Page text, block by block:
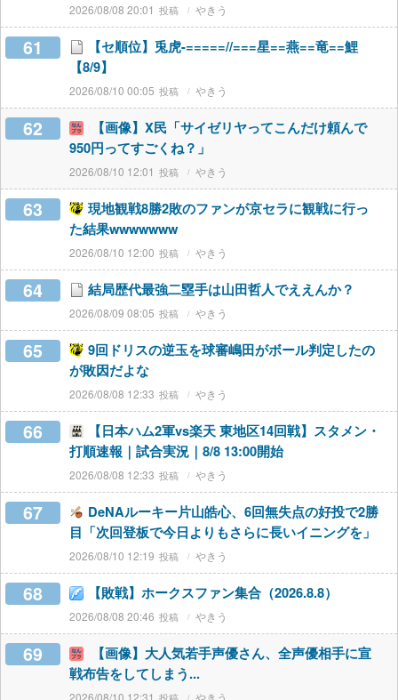
2026/08/08 20:01 やきう
61
【セ順位】兎虎-=====//===星==燕==竜==鯉
【8/9】
2026/08/10 00:05 やきう
62
【画像】X民「サイゼリヤってこんだけ頼んで
950円ってすごくね？」
2026/08/10 12:01 やきう
63
現地観戦8勝2敗のファンが京セラに観戦に行っ
た結果wwwwwww
2026/08/10 12:00 やきう
64 結局歴代最強二塁手は山田哲人でええんか？
2026/08/09 08:05 やきう
65
9回ドリスの逆玉を球審嶋田がボール判定したの
が敗因だよな
2026/08/08 12:33 やきう
66
【日本ハム2軍vs楽天 東地区14回戦】スタメン・
打順速報｜試合実況｜8/8 13:00開始
2026/08/08 12:33 やきう
67
DeNAルーキー片山皓心、6回無失点の好投で2勝
目「次回登板で今日よりもさらに長いイニングを」
2026/08/10 12:19 やきう
68 【敗戦】ホークスファン集合（2026.8.8）
2026/08/08 20:46 やきう
69
【画像】大人気若手声優さん、全声優相手に宣
戦布告をしてしまう...
2026/08/10 12:31 やきう